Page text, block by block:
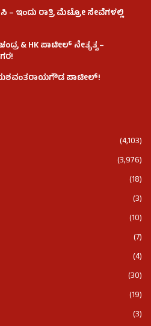
ಇಂದು ರಾತ್ರಿ ಮೆಟ್ರೋ ಸೇವೆಗಳಲ್ಲಿ
& HK ಪಾಟೀಲ್ ನೇತೃತ್ವ –
ಪಾಟೀಲ್‌!
(4,103)
(3,976)
(18)
(3)
(10)
(7)
(4)
(30)
(19)
(3)